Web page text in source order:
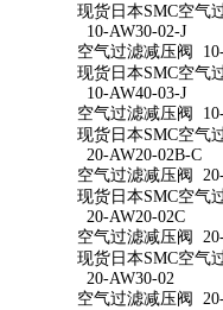
现货日本SMC空气
10-AW30-02-J
空气过滤减压阀
现货日本SMC空气
10-AW40-03-J
空气过滤减压阀
现货日本SMC空气
20-AW20-02B-C
空气过滤减压阀
现货日本SMC空气
20-AW20-02C
空气过滤减压阀
现货日本SMC空气
20-AW30-02
空气过滤减压阀